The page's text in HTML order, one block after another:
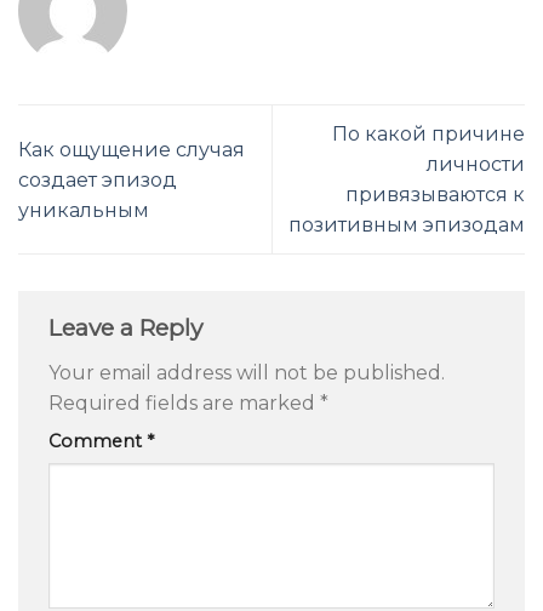
Как ощущение случая
создает эпизод
уникальным
По какой причине
личности
привязываются к
позитивным эпизодам
Leave a Reply
Your email address will not be published.
Required fields are marked *
Comment*